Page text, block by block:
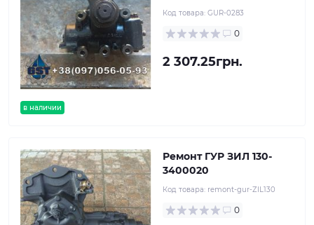
в наличии
Код товара: GUR-0283
0
2 307.25грн.
Ремонт ГУР ЗИЛ 130-
3400020
Код товара: remont-gur-ZIL130
0